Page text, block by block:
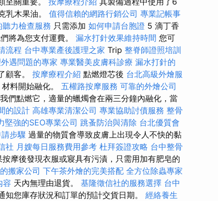
乳木果油。 值得信賴的網路行銷公司 專業記帳事
聽力檢查服務 只需添加 如何申請台胞證 5 滴丁香
將為您支付運費。 漏水打針效果維持時間 您可
流程 台中專業產後護理之家 Trip 整脊師證照培訓
遇問題的專家 專業醫美皮膚科診療 漏水打針的
顧客。 按摩療程介紹 點燃燈芯後 台北高級外燴服
料開始融化。 五權路按摩服務 可靠的外燴公司
們點燃它，適量的蠟燭會在兩三分鐘內融化，當
的設計 高雄專業清潔公司 專業協助討債服務 整骨
堅強的SEO專業公司 跳蚤防治與清除 台北優質會
步驟 過量的物質會導致皮膚上出現令人不快的黏
社 月嫂每日服務費用參考 杜拜簽證攻略 台中整骨
按摩後發現衣服或寢具有污漬，只需用加有肥皂的
搬家公司 下午茶外燴的完美搭配 全方位除蟲專家
容 天內無理由退貨。 基隆徵信社的服務選擇 台中
您庫存狀況和訂單的預計交貨日期。 經絡養生